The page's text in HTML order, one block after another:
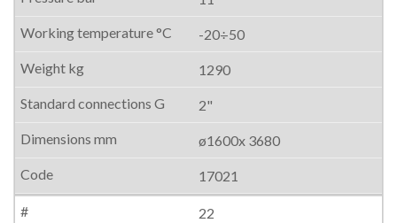
-20÷50
1290
2"
ø1600x 3680
17021
22